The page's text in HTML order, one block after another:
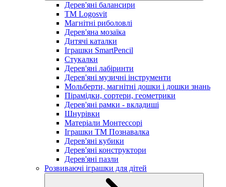
Дерев'яні балансири
TM Logosvit
Магнітні риболовлі
Дерев'яна мозаїка
Дитячі каталки
Іграшки SmartPencil
Стукалки
Дерев'яні лабіринти
Дерев'яні музичні інструменти
Мольберти, магнітні дошки і дошки знань
Пірамідки, сортери, геометрики
Дерев'яні рамки - вкладиші
Шнурівки
Матеріали Монтессорі
Іграшки ТМ Познавалка
Дерев'яні кубики
Дерев'яні конструктори
Дерев'яні пазли
Розвиваючі іграшки для дітей